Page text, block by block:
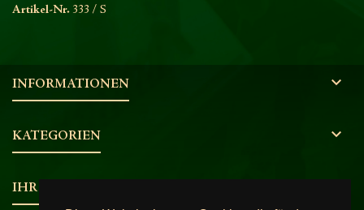
Artikel-Nr. 333 / S
INFORMATIONEN 
KATEGORIEN 
IHR KONTO